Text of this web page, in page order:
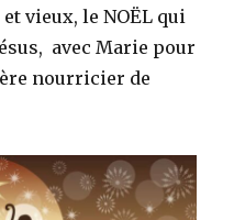
vieux, le NOËL qui
avec Marie pour
nourricier de